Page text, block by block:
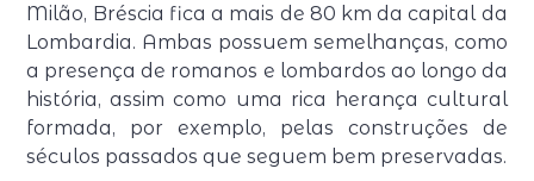
Milão, Bréscia fica a mais de 80 km da capital da
Lombardia. Ambas possuem semelhanças, como
a presença de romanos e lombardos ao longo da
história, assim como uma rica herança cultural
formada, por exemplo, pelas construções de
séculos passados que seguem bem preservadas.